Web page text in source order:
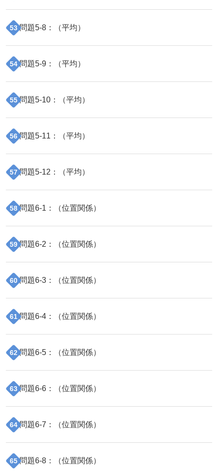
53 問題5-8 ：（平均）
54 問題5-9 ：（平均）
55 問題5-10 ：（平均）
56 問題5-11 ：（平均）
57 問題5-12 ：（平均）
58 問題6-1 ：（位置関係）
59 問題6-2 ：（位置関係）
60 問題6-3 ：（位置関係）
61 問題6-4 ：（位置関係）
62 問題6-5 ：（位置関係）
63 問題6-6 ：（位置関係）
64 問題6-7 ：（位置関係）
65 問題6-8 ：（位置関係）